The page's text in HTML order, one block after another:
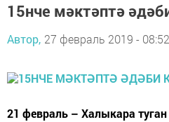
15нче мәктәптә
Автор, 27 февраль 2019 - 08:52
21 февраль – Халыкара